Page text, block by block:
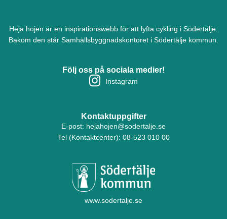
Heja hojen är en inspirationswebb för att lyfta cykling i Södertälje.
Bakom den står Samhällsbyggnadskontoret i Södertälje kommun.
Följ oss på sociala medier!
Instagram
Kontaktuppgifter
E-post: hejahojen@sodertalje.se
Tel (Kontaktcenter): 08-523 010 00
www.sodertalje.se